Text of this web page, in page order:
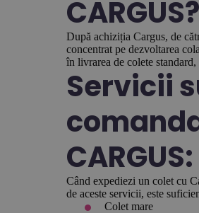
CARGUS?
După achiziția Cargus, de
concentrat pe dezvoltarea
în livrarea de colete
Servicii
CARGUS:
Când expediezi un colet cu
de aceste servicii, este
Colet mare